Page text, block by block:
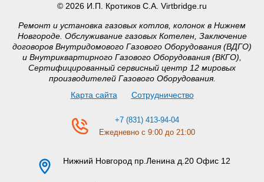
© 2026 И.П. Кротиков С.А. Virtbridge.ru
Ремонт и установка газовых котлов, колонок в Нижнем
Новгороде. Обслуживание газовых Котелен, Заключение
договоров Внутридомового Газового Оборудования (ВДГО)
и Внутриквартирного Газового Оборудования (ВКГО),
Сертифицированный сервисный центр 12 мировых
производителей Газового Оборудования.
Карта сайта
Сотрудничество
+7 (831) 413-94-04
Ежедневно с 9:00 до 21:00
Нижний Новгород пр.Ленина д.20 Офис 12